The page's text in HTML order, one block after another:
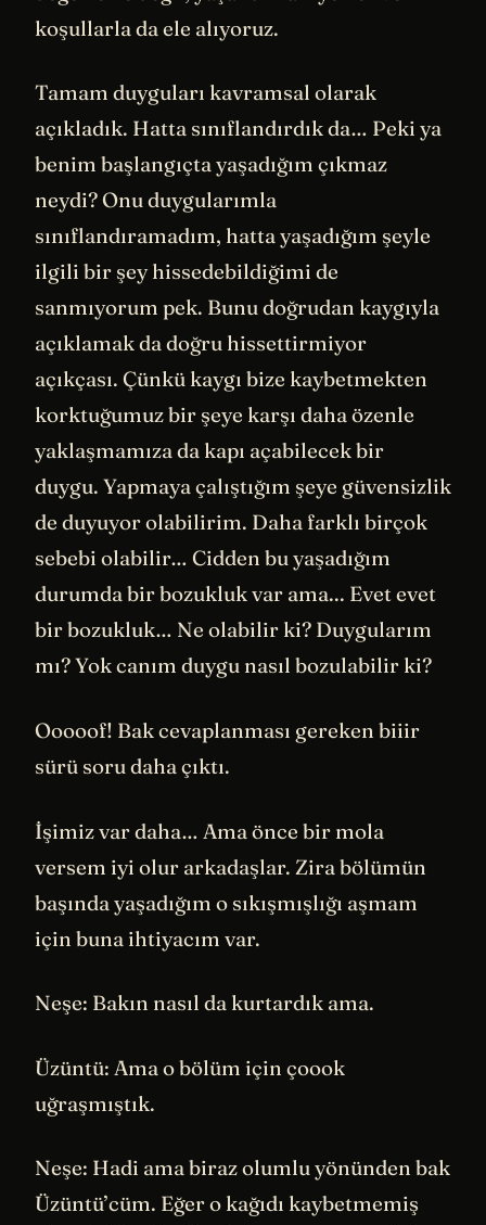
koşullarla da ele alıyoruz.
Tamam duyguları kavramsal olarak
açıkladık. Hatta sınıflandırdık da… Peki ya
benim başlangıçta yaşadığım çıkmaz
neydi? Onu duygularımla
sınıflandıramadım, hatta yaşadığım şeyle
ilgili bir şey hissedebildiğimi de
sanmıyorum pek. Bunu doğrudan kaygıyla
açıklamak da doğru hissettirmiyor
açıkçası. Çünkü kaygı bize kaybetmekten
korktuğumuz bir şeye karşı daha özenle
yaklaşmamıza da kapı açabilecek bir
duygu. Yapmaya çalıştığım şeye güvensizlik
de duyuyor olabilirim. Daha farklı birçok
sebebi olabilir… Cidden bu yaşadığım
durumda bir bozukluk var ama... Evet evet
bir bozukluk… Ne olabilir ki? Duygularım
mı? Yok canım duygu nasıl bozulabilir ki?
Ooooof! Bak cevaplanması gereken biiir
sürü soru daha çıktı.
İşimiz var daha… Ama önce bir mola
versem iyi olur arkadaşlar. Zira bölümün
başında yaşadığım o sıkışmışlığı aşmam
için buna ihtiyacım var.
Neşe: Bakın nasıl da kurtardık ama.
Üzüntü: Ama o bölüm için çoook
uğraşmıştık.
Neşe: Hadi ama biraz olumlu yönünden bak
Üzüntü’cüm. Eğer o kağıdı kaybetmemiş